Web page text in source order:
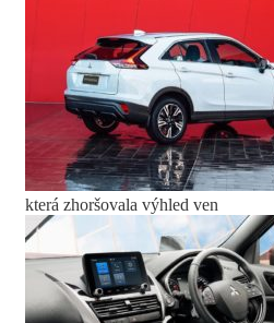
která zhoršovala výhled ven